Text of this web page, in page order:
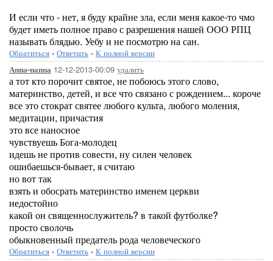
И если что - нет, я буду крайне зла, если меня какое-то чмо
будет иметь полное право с разрешения нашей ООО РПЦ
называть блядью. Уебу и не посмотрю на сан.
Обратиться - Ответить - К полной версии
Аппа-паппа 12-12-2013-00:09 удалить
а тот кто порочит святое, не побоюсь этого слово,
материнство, детей, и все что связано с рождением... короче
все это стократ святее любого культа, любого моления,
медитации, причастия
это все наносное
чувствуешь Бога-молодец
идешь не против совести, ну силен человек
ошибаешься-бывает, я считаю
но вот так
взять и обосрать материнство именем церкви
недостойно
какой он священнослужитель? в такой футболке?
просто сволочь
обыкновенный предатель рода человеческого
Обратиться - Ответить - К полной версии